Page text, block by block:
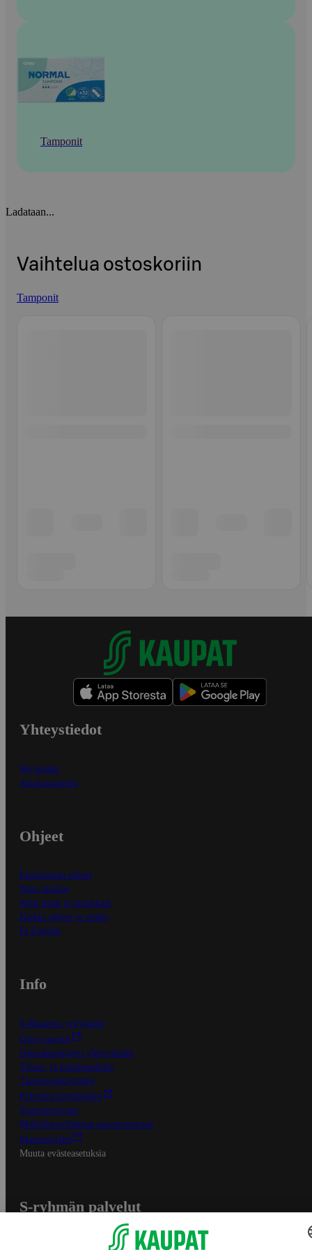
Tamponit
Ladataan...
Vaihtelua ostoskoriin
Tamponit
Yhteystiedot
Myymälät
Asiakaspalvelu
Ohjeet
Ensitilaajan ohjeet
Näin maksat
Näin tilaat ja muokkaat
Kaikki ohjeet ja vinkit
In English
Info
S-Business yrityksille
Oiva-raportit
Osuuskauppojen yhteystiedot
Tilaus- ja toimitusehdot
Tietosuojakäytäntö
Palvelun käyttöehdot
Saavutettavuus
Mobiilisovelluksen saavutettavuus
Mainostajalle
Muuta evästeasetuksia
S-ryhmän palvelut